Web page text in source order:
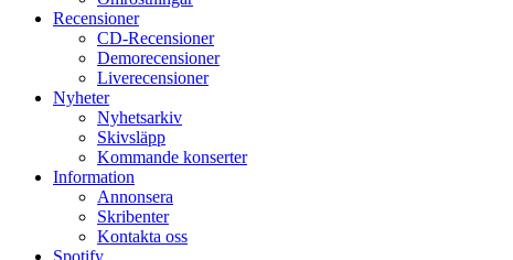
Recensioner
CD-Recensioner
Demorecensioner
Liverecensioner
Nyheter
Nyhetsarkiv
Skivsläpp
Kommande konserter
Information
Annonsera
Skribenter
Kontakta oss
Spotify